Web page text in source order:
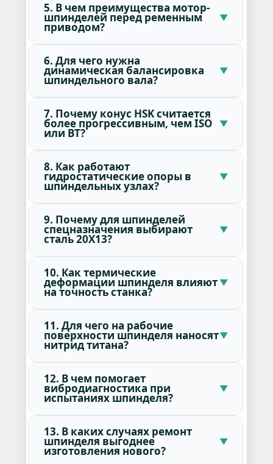
5. В чем преимущества мотор-
шпинделей перед ременным
приводом?
6. Для чего нужна
динамическая балансировка
шпиндельного вала?
7. Почему конус HSK считается
более прогрессивным, чем ISO
или BT?
8. Как работают
гидростатические опоры в
шпиндельных узлах?
9. Почему для шпинделей
спецназначения выбирают
сталь 20Х13?
10. Как термические
деформации шпинделя влияют
на точность станка?
11. Для чего на рабочие
поверхности шпинделя наносят
нитрид титана?
12. В чем помогает
вибродиагностика при
испытаниях шпинделя?
13. В каких случаях ремонт
шпинделя выгоднее
изготовления нового?